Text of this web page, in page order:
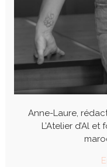
Anne-Laure,
L’Atelier d’Al